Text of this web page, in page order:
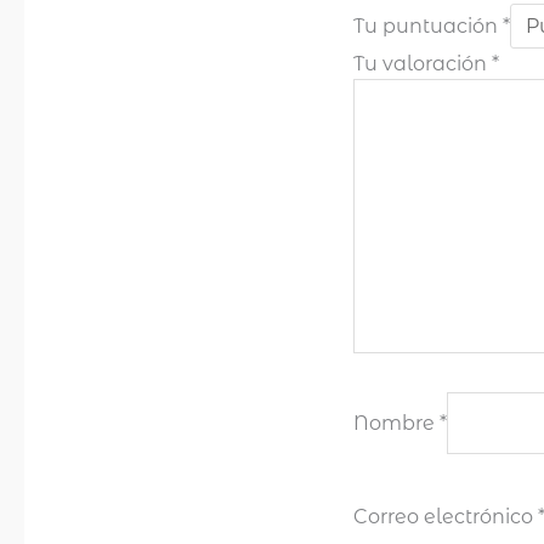
Tu puntuación *
Tu valoración *
Nombre *
Correo electrónico *